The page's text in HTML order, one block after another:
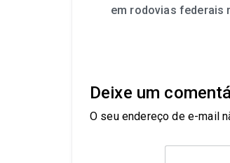
em rodovias federais
Deixe um
O seu endereço de e-mail